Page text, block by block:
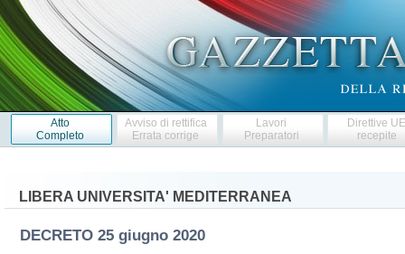
Atto
Completo
Avviso di rettifica
Errata corrige
Lavori
Preparatori
Direttive
recepite
LIBERA UNIVERSITA' MEDITERRANEA
DECRETO 25 giugno 2020